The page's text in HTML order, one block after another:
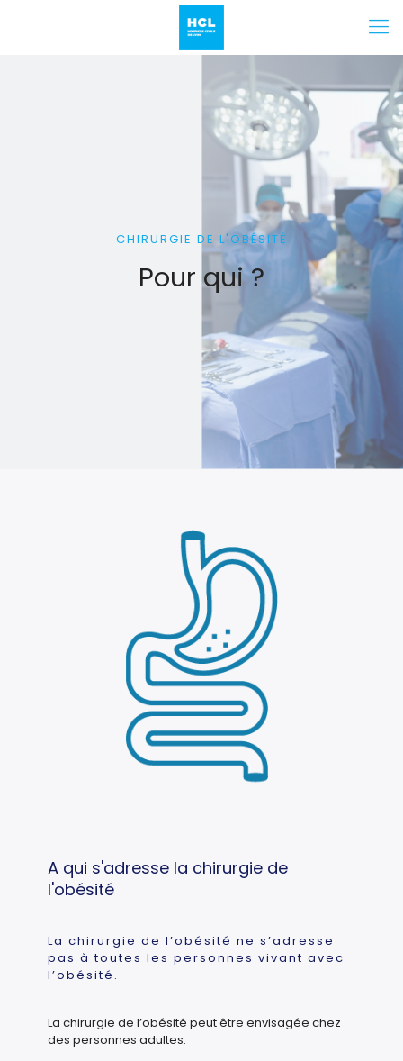
CHIRURGIE DE L'OBÉSITÉ
Pour qui ?
A qui s'adresse la chirurgie de
l'obésité
La chirurgie de l’obésité ne s’adresse
pas à toutes les personnes vivant avec
l’obésité.
La chirurgie de l’obésité peut être envisagée chez
des personnes adultes: